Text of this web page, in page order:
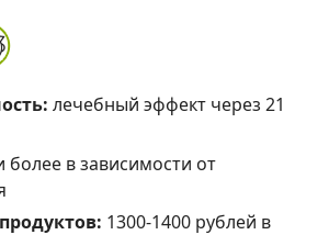
лечебный эффект через 21
более в зависимости от
1300-1400 рублей в